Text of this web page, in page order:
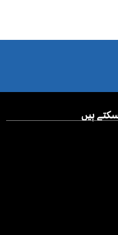
سکتے ہیں